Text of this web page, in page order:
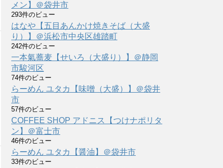
メン】＠袋井市
293件のビュー
はなや【五目あんかけ焼きそば（大盛
り）】＠浜松市中央区雄踏町
242件のビュー
一本氣蕎麦【せいろ（大盛り）】＠静岡
市駿河区
74件のビュー
らーめん ユタカ【味噌（大盛）】＠袋井
市
57件のビュー
COFFEE SHOP アドニス【つけナポリタ
ン】＠富士市
46件のビュー
らーめん ユタカ【醤油】＠袋井市
33件のビュー